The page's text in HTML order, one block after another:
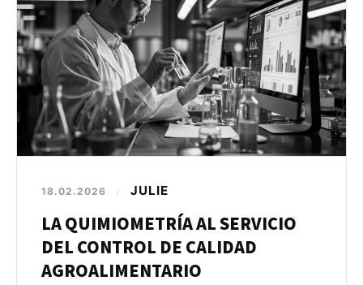
18.02.2026 / JULIE
LA QUIMIOMETRÍA AL SERVICIO
DEL CONTROL DE CALIDAD
AGROALIMENTARIO